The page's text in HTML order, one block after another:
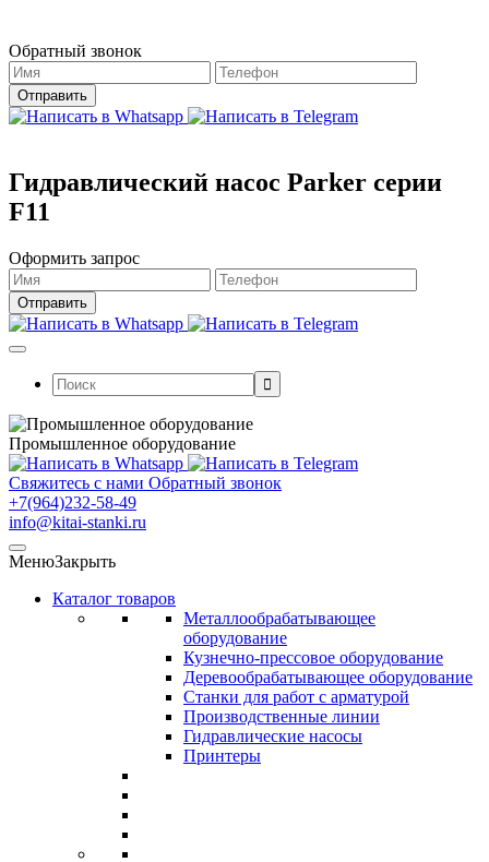
Обратный звонок
Гидравлический насос Parker серии
F11
Оформить запрос
Поиск:
Промышленное оборудование
Свяжитесь с нами Обратный звонок
+7(964)232-58-49
info@kitai-stanki.ru
МенюЗакрыть
Каталог товаров
Металлообрабатывающее
оборудование
Кузнечно-прессовое оборудование
Деревообрабатывающее оборудование
Станки для работ с арматурой
Производственные линии
Гидравлические насосы
Принтеры